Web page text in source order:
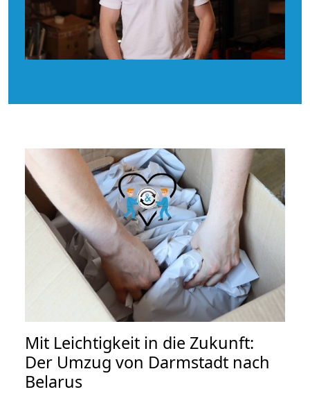
Mit Leichtigkeit in die Zukunft:
Der Umzug von Darmstadt nach
Belarus